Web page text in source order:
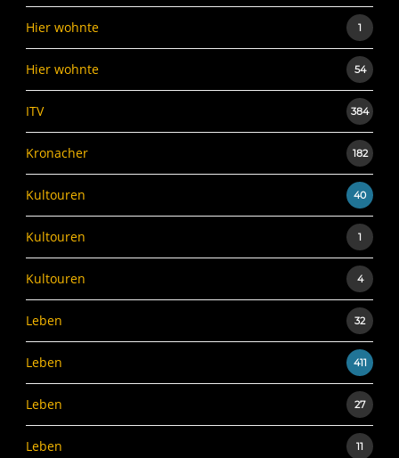
Hier wohnte 1
Hier wohnte 54
ITV 384
Kronacher 182
Kultouren 40
Kultouren 1
Kultouren 4
Leben 32
Leben 411
Leben 27
Leben 11